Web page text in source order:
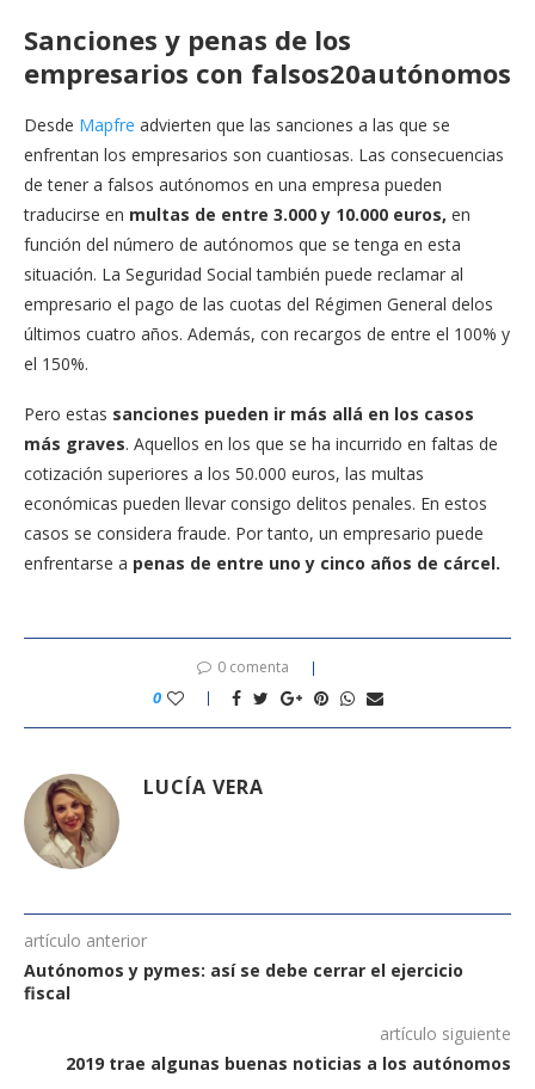
Sanciones y penas de los
empresarios con falsos20autónomos
Desde Mapfre advierten que las sanciones a las que se
enfrentan los empresarios son cuantiosas. Las consecuencias
de tener a falsos autónomos en una empresa pueden
traducirse en multas de entre 3.000 y 10.000 euros, en
función del número de autónomos que se tenga en esta
situación. La Seguridad Social también puede reclamar al
empresario el pago de las cuotas del Régimen General delos
últimos cuatro años. Además, con recargos de entre el 100% y
el 150%.
Pero estas sanciones pueden ir más allá en los casos
más graves. Aquellos en los que se ha incurrido en faltas de
cotización superiores a los 50.000 euros, las multas
económicas pueden llevar consigo delitos penales. En estos
casos se considera fraude. Por tanto, un empresario puede
enfrentarse a penas de entre uno y cinco años de cárcel.
0 comenta
0
LUCÍA VERA
artículo anterior
Autónomos y pymes: así se debe cerrar el ejercicio
fiscal
artículo siguiente
2019 trae algunas buenas noticias a los autónomos